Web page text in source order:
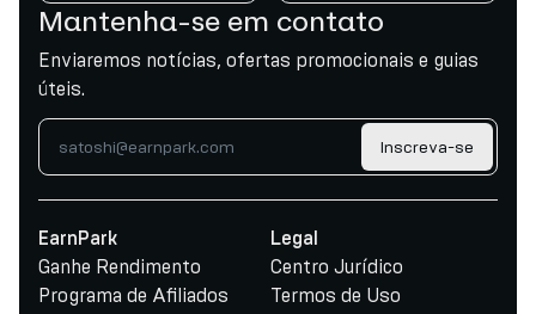
Mantenha-se em contato
Enviaremos notícias, ofertas promocionais e guias
úteis.
Inscreva-se
EarnPark
Ganhe Rendimento
Programa de Afiliados
Legal
Centro Jurídico
Termos de Uso